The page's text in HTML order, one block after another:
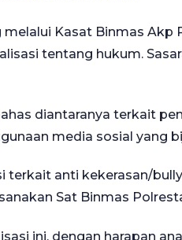
Kasat Binmas
tentang hukum.
diantaranya terkait
media sosial yang
terkait anti kekerasan/
Sat Binmas
ini, dengan harapan